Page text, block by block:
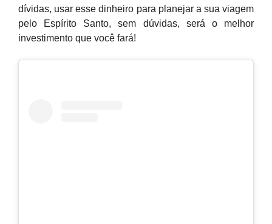
dívidas, usar esse dinheiro para planejar a sua viagem
pelo Espírito Santo, sem dúvidas, será o melhor
investimento que você fará!